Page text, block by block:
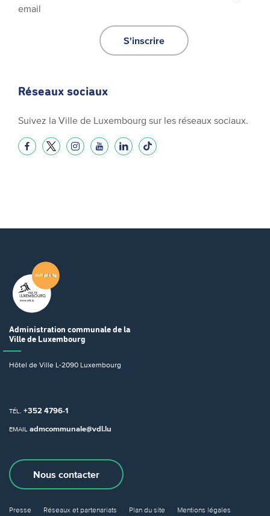
email
S'inscrire
Réseaux sociaux
Suivez la Ville de Luxembourg sur les réseaux sociaux.
Administration communale de la
Ville de Luxembourg
Hôtel de Ville L-2090 Luxembourg
TÉL. +352 4796-1
EMAIL admcommunale@vdl.lu
Nous contacter
Presse Réseaux et partenariats Plan du site Mentions légales